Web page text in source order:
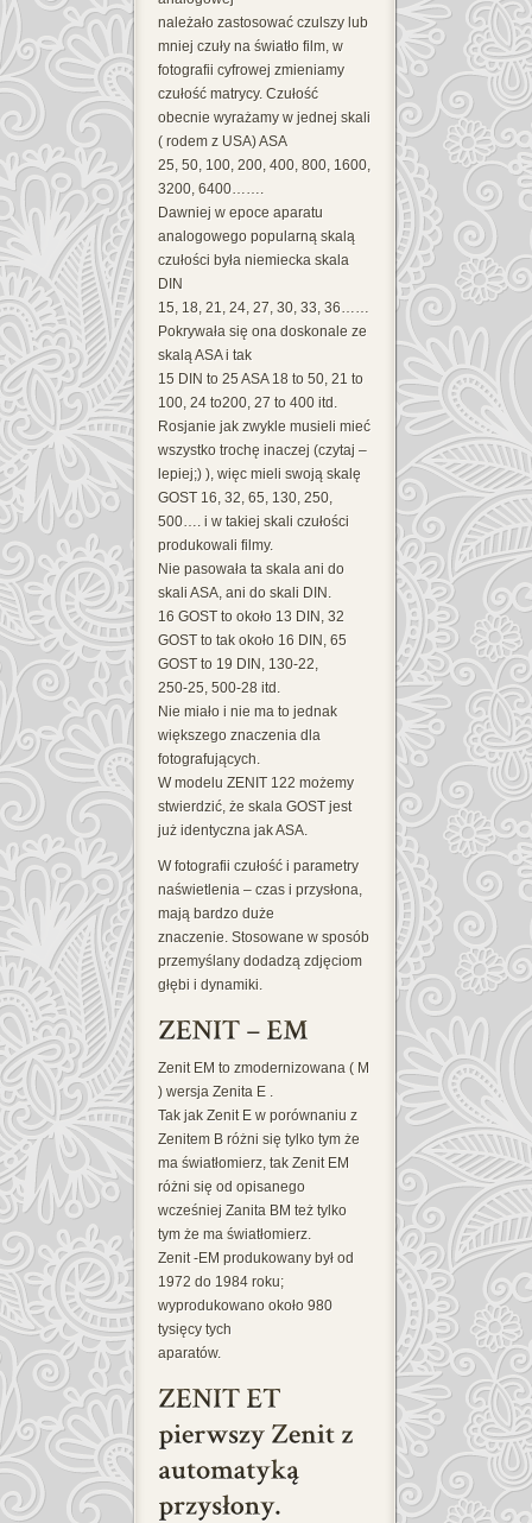
należało zastosować czulszy lub
mniej czuły na światło film, w
fotografii cyfrowej zmieniamy
czułość matrycy. Czułość
obecnie wyrażamy w jednej skali
( rodem z USA) ASA
25, 50, 100, 200, 400, 800, 1600,
3200, 6400…….
Dawniej w epoce aparatu
analogowego popularną skalą
czułości była niemiecka skala
DIN
15, 18, 21, 24, 27, 30, 33, 36……
Pokrywała się ona doskonale ze
skalą ASA i tak
15 DIN to 25 ASA 18 to 50, 21 to
100, 24 to200, 27 to 400 itd.
Rosjanie jak zwykle musieli mieć
wszystko trochę inaczej (czytaj –
lepiej;) ), więc mieli swoją skalę
GOST 16, 32, 65, 130, 250,
500…. i w takiej skali czułości
produkowali filmy.
Nie pasowała ta skala ani do
skali ASA, ani do skali DIN.
16 GOST to około 13 DIN, 32
GOST to tak około 16 DIN, 65
GOST to 19 DIN, 130-22,
250-25, 500-28 itd.
Nie miało i nie ma to jednak
większego znaczenia dla
fotografujących.
W modelu ZENIT 122 możemy
stwierdzić, że skala GOST jest
już identyczna jak ASA.
W fotografii czułość i parametry
naświetlenia – czas i przysłona,
mają bardzo duże
znaczenie. Stosowane w sposób
przemyślany dodadzą zdjęciom
głębi i dynamiki.
Zenit EM to zmodernizowana ( M
) wersja Zenita E .
Tak jak Zenit E w porównaniu z
Zenitem B różni się tylko tym że
ma światłomierz, tak Zenit EM
różni się od opisanego
wcześniej Zanita BM też tylko
tym że ma światłomierz.
Zenit -EM produkowany był od
1972 do 1984 roku;
wyprodukowano około 980
tysięcy tych
aparatów.